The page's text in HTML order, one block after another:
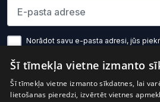
Lūdzu ievadiet e-pasta adresi
Norādot savu e-pasta adresi, jūs
Pierakstīties
Šī tīmekļa vietne izmanto
Šī tīmekļa vietne izmanto sīkdatnes, lai
lietošanas pieredzi, izvērtēt vietnes